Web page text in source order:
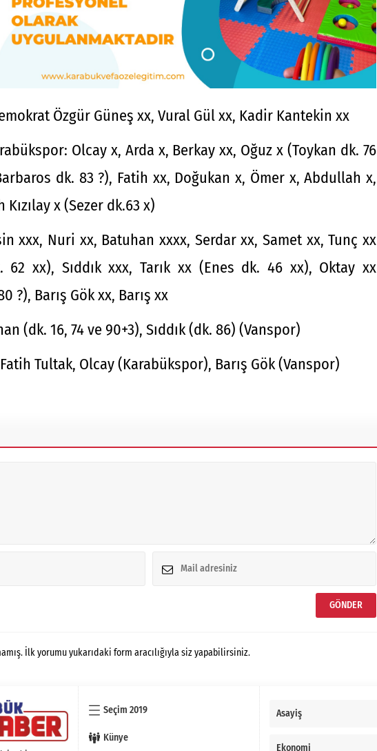
Özgür Güneş xx, Vural Gül xx, Kadir Kantekin xx
Olcay x, Arda x, Berkay xx, Oğuz x (Toykan dk. 76
dk. 83 ?), Fatih xx, Doğukan x, Ömer x, Abdullah x,
Kızılay x (Sezer dk.63 x)
xxx, Nuri xx, Batuhan xxxx, Serdar xx, Samet xx, Tunç xx
62 xx), Sıddık xxx, Tarık xx (Enes dk. 46 xx), Oktay xx
?), Barış Gök xx, Barış xx
(dk. 16, 74 ve 90+3), Sıddık (dk. 86) (Vanspor)
Tultak, Olcay (Karabükspor), Barış Gök (Vanspor)
İlk yorumu yukarıdaki form aracılığıyla siz yapabilirsiniz.
Seçim 2019
Künye
Asayiş
Ekonomi